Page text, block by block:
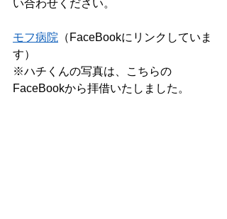
い合わせください。
モフ病院 （FaceBookにリンクしていま
す）
※ハチくんの写真は、こちらの
FaceBookから拝借いたしました。